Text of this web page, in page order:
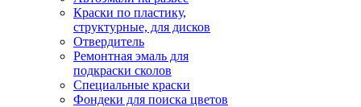
Краски по пластику,
структурные, для дисков
Отвердитель
Ремонтная эмаль для
подкраски сколов
Специальные краски
Фондеки для поиска цветов